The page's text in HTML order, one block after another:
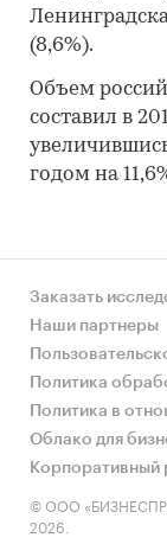
(8,6%).
Объем
составил в
годом на
Заказать
Наши партнеры
Политика
Политика в
Облако для
Корпоративный
© ООО
2026.